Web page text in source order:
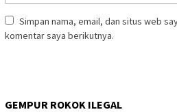
Simpan nama, email, dan situs web
komentar saya berikutnya.
GEMPUR ROKOK ILEGAL